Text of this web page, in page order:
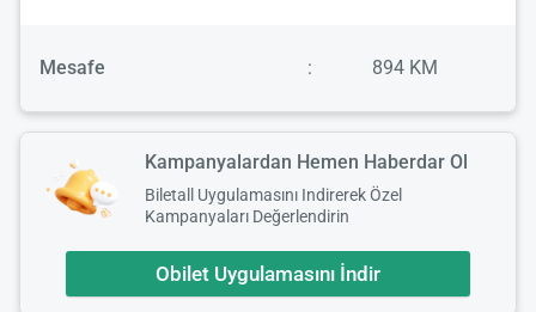
Mesafe : 894 KM
Kampanyalardan Hemen Haberdar Ol
Biletall Uygulamasını Indirerek Özel
Kampanyaları Değerlendirin
Obilet Uygulamasını İndir